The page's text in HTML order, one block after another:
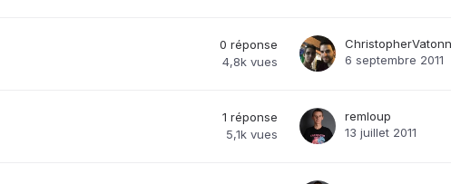
0 réponse
4,8k vues
6 septembre 2011
1 réponse
5,1k vues
remloup
13 juillet 2011